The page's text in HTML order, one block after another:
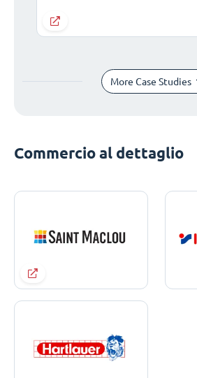
More Case Studies
Commercio al dettaglio